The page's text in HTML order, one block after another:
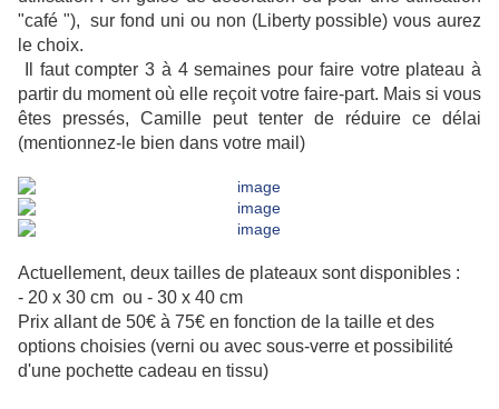
"café "), sur fond uni ou non (Liberty possible) vous aurez
le choix.
Il faut compter 3 à 4 semaines pour faire votre plateau à
partir du moment où elle reçoit votre faire-part. Mais si vous
êtes pressés, Camille peut tenter de réduire ce délai
(mentionnez-le bien dans votre mail)
Actuellement, deux tailles de plateaux sont disponibles :
- 20 x 30 cm ou - 30 x 40 cm
Prix allant de 50€ à 75€ en fonction de la taille et des
options choisies (verni ou avec sous-verre et possibilité
d'une pochette cadeau en tissu)